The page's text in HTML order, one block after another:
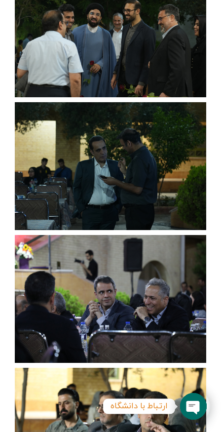
ارتباط با دانشگاه
Open
chaty